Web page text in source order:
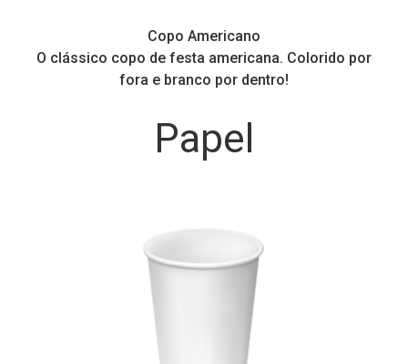
Copo Americano
O clássico copo de festa americana. Colorido por
fora e branco por dentro!
Papel